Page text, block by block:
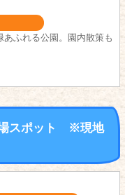
ふれる公園。園内散策も
場スポット ※現地